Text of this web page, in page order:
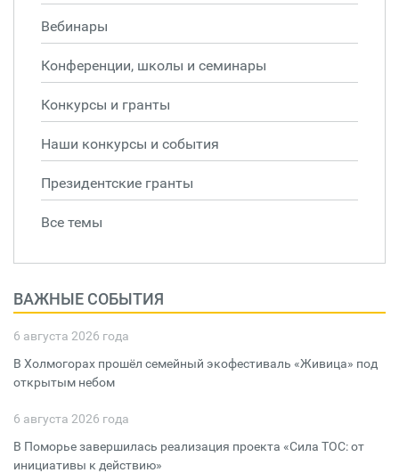
Вебинары
Конференции, школы и семинары
Конкурсы и гранты
Наши конкурсы и события
Президентские гранты
Все темы
ВАЖНЫЕ СОБЫТИЯ
6 августа 2026 года
В Холмогорах прошёл семейный экофестиваль «Живица» под
открытым небом
6 августа 2026 года
В Поморье завершилась реализация проекта «Сила ТОС: от
инициативы к действию»